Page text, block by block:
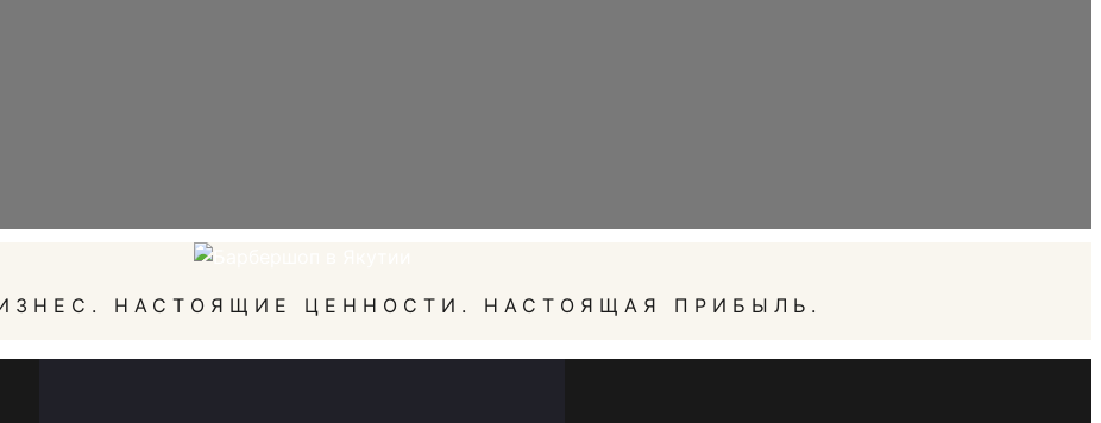
НАСТОЯЩИЕ ЦЕННОСТИ. НАСТОЯЩАЯ ПРИБЫЛЬ.